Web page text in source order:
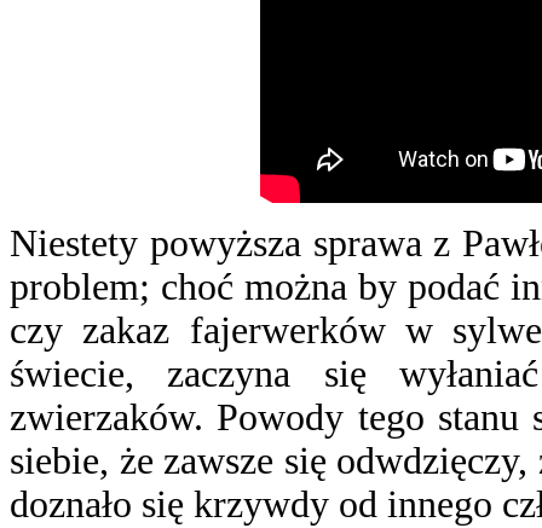
Niestety powyższa sprawa z
problem; choć można by podać
czy zakaz fajerwerków w
świecie, zaczyna się
zwierzaków. Powody tego
siebie, że zawsze się
doznało się krzywdy od innego